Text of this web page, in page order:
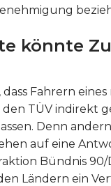
könnte
Fahrern
TÜV indirekt
Denn
auf eine
Bündnis
Ländern ein